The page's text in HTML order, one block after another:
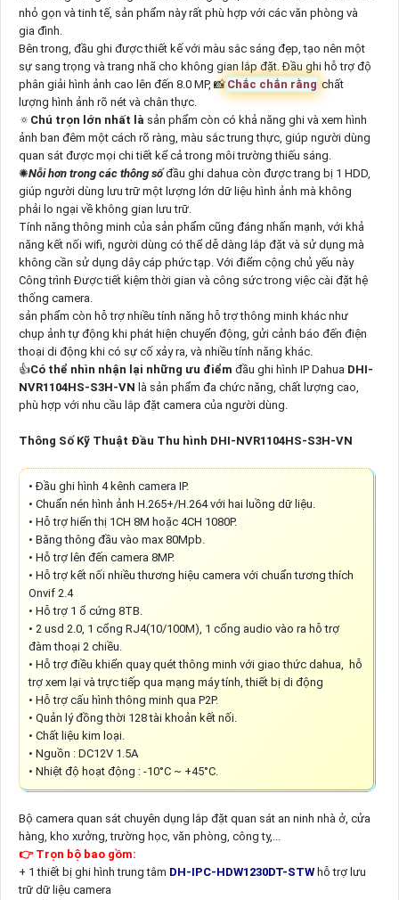
nhỏ gọn và tinh tế, sản phẩm này rất phù hợp với các văn phòng và
gia đình.
Bên trong, đầu ghi được thiết kế với màu sắc sáng đẹp, tạo nên một
sự sang trọng và trang nhã cho không gian lắp đặt. Đầu ghi hỗ trợ độ
phân giải hình ảnh cao lên đến 8.0 MP, 📸 Chắc chắn rằng chất
lượng hình ảnh rõ nét và chân thực.
🔅 Chú trọn lớn nhất là sản phẩm còn có khả năng ghi và xem hình
ảnh ban đêm một cách rõ ràng, màu sắc trung thực, giúp người dùng
quan sát được mọi chi tiết kể cả trong môi trường thiếu sáng.
✺Nỗi hơn trong các thông sốđầu ghi dahua còn được trang bị 1 HDD,
giúp người dùng lưu trữ một lượng lớn dữ liệu hình ảnh mà không
phải lo ngại về không gian lưu trữ.
Tính năng thông minh của sản phẩm cũng đáng nhấn mạnh, với khả
năng kết nối wifi, người dùng có thể dễ dàng lắp đặt và sử dụng mà
không cần sử dụng dây cáp phức tạp. Với điểm cộng chủ yếu này
Công trình Được tiết kiệm thời gian và công sức trong việc cài đặt hệ
thống camera.
sản phẩm còn hỗ trợ nhiều tính năng hỗ trợ thông minh khác như
chụp ảnh tự động khi phát hiện chuyển động, gửi cảnh báo đến điện
thoại di động khi có sự cố xảy ra, và nhiều tính năng khác.
👍Có thể nhìn nhận lại những ưu điểm đầu ghi hình IP Dahua DHI-
NVR1104HS-S3H-VN là sản phẩm đa chức năng, chất lượng cao,
phù hợp với nhu cầu lắp đặt camera của người dùng.
Thông Số Kỹ Thuật Đầu Thu hình DHI-NVR1104HS-S3H-VN
• Đầu ghi hình 4 kênh camera IP.
• Chuẩn nén hình ảnh H.265+/H.264 với hai luồng dữ liệu.
• Hỗ trợ hiển thị 1CH 8M hoặc 4CH 1080P.
• Băng thông đầu vào max 80Mpb.
• Hỗ trợ lên đến camera 8MP.
• Hỗ trợ kết nối nhiều thương hiệu camera với chuẩn tương thích
Onvif 2.4
• Hỗ trợ 1 ổ cứng 8TB.
• 2 usd 2.0, 1 cổng RJ4(10/100M), 1 cổng audio vào ra hỗ trợ
đàm thoại 2 chiều.
• Hỗ trợ điều khiển quay quét thông minh với giao thức dahua, hỗ
trợ xem lại và trực tiếp qua mạng máy tính, thiết bị di động
• Hỗ trợ cấu hình thông minh qua P2P.
• Quản lý đồng thời 128 tài khoản kết nối.
• Chất liệu kim loại.
• Nguồn : DC12V 1.5A
• Nhiệt độ hoạt động : -10°C ~ +45°C.
Bộ camera quan sát chuyên dụng lắp đặt quan sát an ninh nhà ở, cửa
hàng, kho xưởng, trường học, văn phòng, công ty,...
👉 Trọn bộ bao gồm:
+ 1 thiết bị ghi hình trung tâm DH-IPC-HDW1230DT-STWhỗ trợ lưu
trữ dữ liệu camera